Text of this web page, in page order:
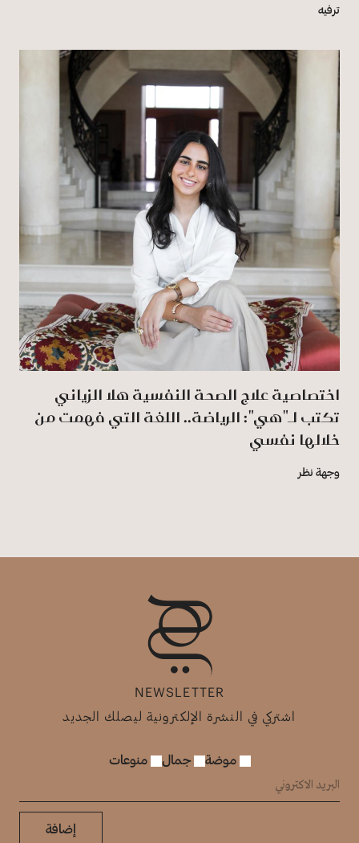
ترفيه
اختصاصية علاج الصحة النفسية هلا الزياني
تكتب لـ"هي": الرياضة.. اللغة التي فهمت من
خلالها نفسي
وجهة نظر
NEWSLETTER
اشتركي في النشرة الإلكترونية ليصلك الجديد
موضة جمال منوعات
إضافة